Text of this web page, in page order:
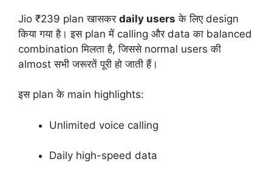
Jio ₹239 plan खासकर daily users के लिए design
किया गया है। इस plan में calling और data का balanced
combination मिलता है, जिससे normal users की
almost सभी जरूरतें पूरी हो जाती हैं।
इस plan के main highlights:
Unlimited voice calling
Daily high-speed data